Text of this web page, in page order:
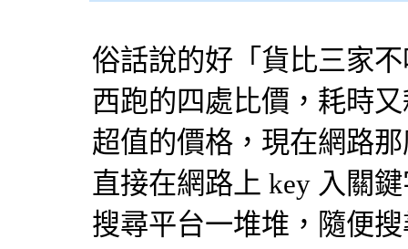
俗話說的好「貨比三家
西跑的四處比價，耗時
超值的價格，現在網路
直接在網路上 key 入關
搜尋平台一堆堆，隨便